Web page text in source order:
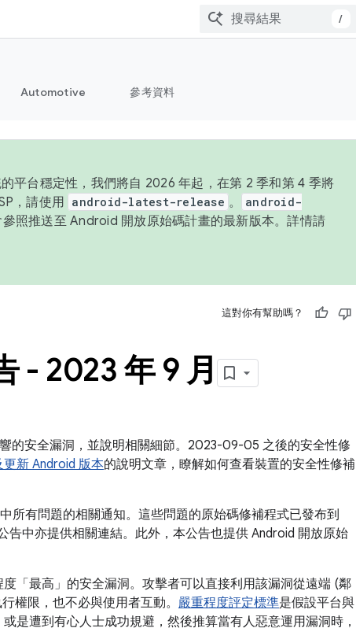
/
Automotive 參考資料
平台穩定性，我們將自 2026 年起，在第 2 季和第 4 季將
，請使用 android-latest-release 。
android-
照推送至 Android 開放原始碼計畫的最新版本。詳情請
這對你有幫助嗎？
- 2023 年 9 月
的安全漏洞，並說明相關細節。2023-09-05 之後的安全性修
更新 Android 版本的說明文章，瞭解如何查看裝置的安全性修補
所有問題的相關通知。這些問題的原始碼修補程式已發布到
告中亦提供相關連結。此外，本公告也提供 Android 開放原始
「最高」的安全漏洞。攻擊者可以直接利用該漏洞從遠端 (鄰
權限，也不必與使用者互動。 嚴重程度評定標準是假設平台與
是遭到有心人士成功規避，然後推算當有人惡意運用漏洞時，